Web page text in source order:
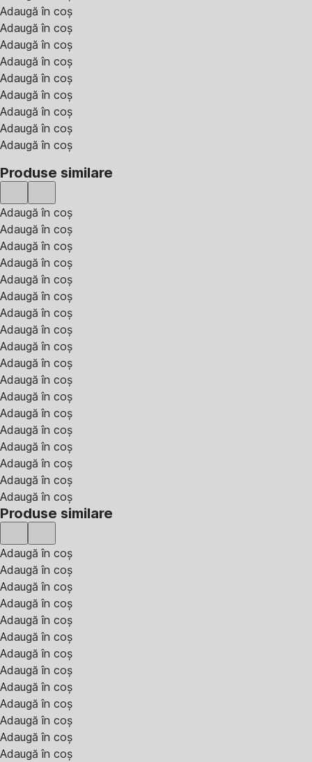
Adaugă în coș
Adaugă în coș
Adaugă în coș
Adaugă în coș
Adaugă în coș
Adaugă în coș
Adaugă în coș
Adaugă în coș
Adaugă în coș
Produse similare
Adaugă în coș
Adaugă în coș
Adaugă în coș
Adaugă în coș
Adaugă în coș
Adaugă în coș
Adaugă în coș
Adaugă în coș
Adaugă în coș
Adaugă în coș
Adaugă în coș
Adaugă în coș
Adaugă în coș
Adaugă în coș
Adaugă în coș
Adaugă în coș
Adaugă în coș
Adaugă în coș
Produse similare
Adaugă în coș
Adaugă în coș
Adaugă în coș
Adaugă în coș
Adaugă în coș
Adaugă în coș
Adaugă în coș
Adaugă în coș
Adaugă în coș
Adaugă în coș
Adaugă în coș
Adaugă în coș
Adaugă în coș